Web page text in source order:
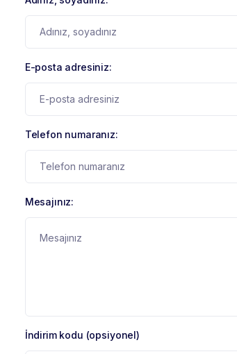
E-posta adresiniz:
Telefon numaranız:
Mesajınız:
İndirim kodu (opsiyonel)